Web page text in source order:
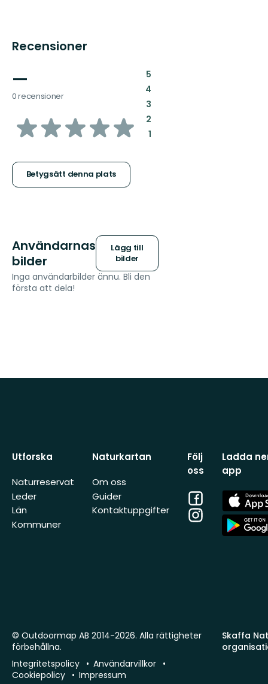
Recensioner
—
0 recensioner
av
stjärnor
Betygsätt denna plats
5:
4:
3:
2:
1:
Användarnas
bilder
Lägg till
bilder
Inga användarbilder ännu. Bli den
första att dela!
Utforska
Naturreservat
Leder
Län
Kommuner
Naturkartan
Om oss
Guider
Kontaktuppgifter
Följ
oss
Facebook
Instagram
Ladda
app
App
Store
App
Store
Skaffa
© Outdoormap AB 2014-2026. Alla rättigheter
förbehållna.
Integritetspolicy
Användarvillkor
Cookiepolicy
Impressum